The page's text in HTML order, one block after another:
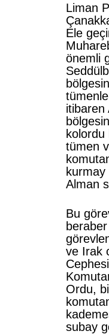
Liman
Ele
önemli
itibaren
kolordu
tümen
kurmay
Alman
Bu
ve Irak
Ordu,
subay